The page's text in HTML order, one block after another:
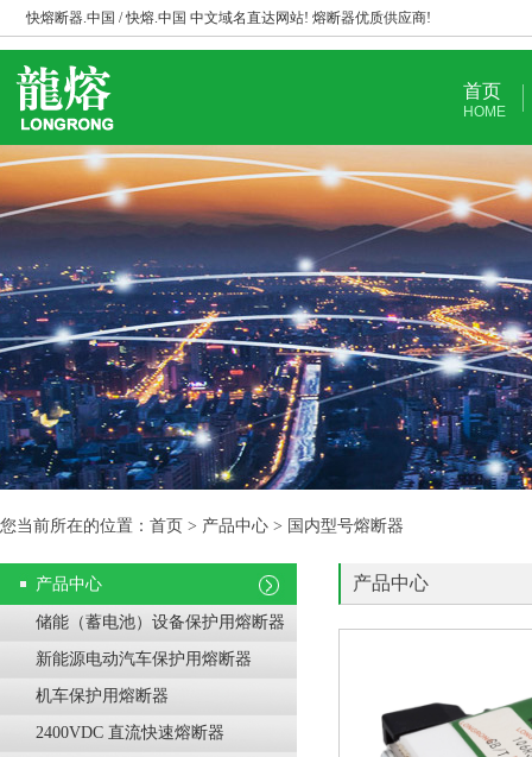
快熔断器.中国 / 快熔.中国 中文域名直达网站! 熔断器优质供应商!
首页
HOME
您当前所在的位置：首页 > 产品中心 > 国内型号熔断器
产品中心
储能（蓄电池）设备保护用熔断器
新能源电动汽车保护用熔断器
机车保护用熔断器
2400VDC 直流快速熔断器
产品中心